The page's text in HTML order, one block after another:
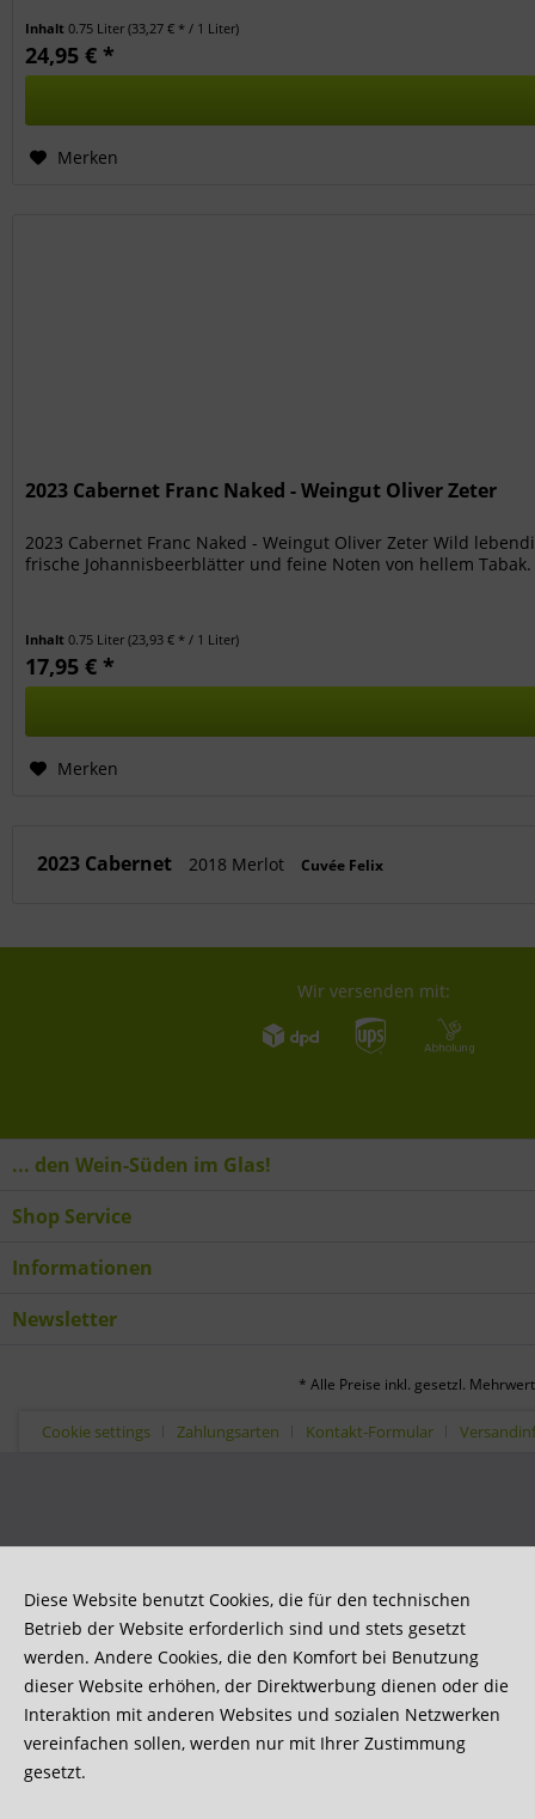
Inhalt0.75 Liter(33,27 € * / 1 Liter)
24,95 € *
Merken
2023 Cabernet Franc Naked - Weingut Oliver Zeter
2023 Cabernet Franc Naked - Weingut Oliver Zeter Wild
frische Johannisbeerblätter und feine Noten von hellem Tabak.
Inhalt0.75 Liter(23,93 € * / 1 Liter)
17,95 € *
Merken
2023 Cabernet 2018 Merlot Cuvée Felix
Wir versenden mit:
... den Wein-Süden im Glas!
Shop Service
Informationen
Newsletter
* Alle Preise inkl. gesetzl.
Cookie settings Zahlungsarten Kontakt-Formular
Diese Website benutzt Cookies, die für den technischen
Betrieb der Website erforderlich sind und stets gesetzt
werden. Andere Cookies, die den Komfort bei Benutzung
dieser Website erhöhen, der Direktwerbung dienen oder die
Interaktion mit anderen Websites und sozialen Netzwerken
vereinfachen sollen, werden nur mit Ihrer Zustimmung
gesetzt.